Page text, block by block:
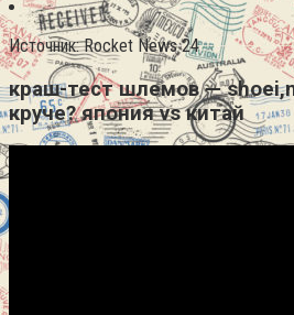
Источник: Rocket News 24
краш-тест шлемов —
круче? япония vs китай